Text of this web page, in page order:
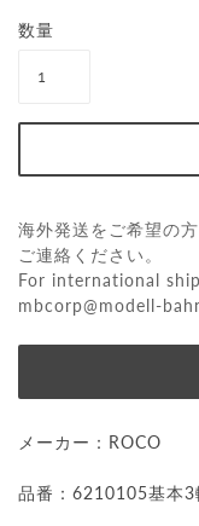
数量
海外発送をご希望の
ご連絡ください。
For international
mbcorp@modell-
メーカー：ROCO
品番：6210105基本3